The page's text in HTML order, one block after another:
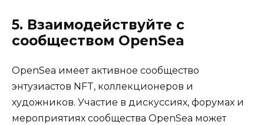
5. Взаимодействуйте с
сообществом OpenSea
OpenSea имеет активное сообщество
энтузиастов NFT, коллекционеров и
художников. Участие в дискуссиях, форумах и
мероприятиях сообщества OpenSea может